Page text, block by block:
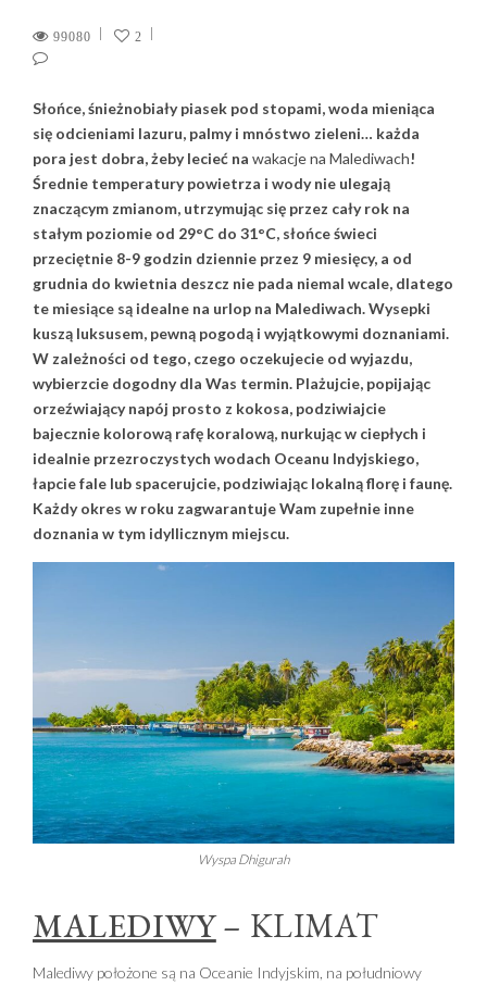
99080 2
Słońce, śnieżnobiały piasek pod stopami, woda mieniąca
się odcieniami lazuru, palmy i mnóstwo zieleni… każda
pora jest dobra, żeby lecieć na wakacje na Malediwach!
Średnie temperatury powietrza i wody nie ulegają
znaczącym zmianom, utrzymując się przez cały rok na
stałym poziomie od 29°C do 31°C, słońce świeci
przeciętnie 8-9 godzin dziennie przez 9 miesięcy, a od
grudnia do kwietnia deszcz nie pada niemal wcale, dlatego
te miesiące są idealne na urlop na Malediwach. Wysepki
kuszą luksusem, pewną pogodą i wyjątkowymi doznaniami.
W zależności od tego, czego oczekujecie od wyjazdu,
wybierzcie dogodny dla Was termin. Plażujcie, popijając
orzeźwiający napój prosto z kokosa, podziwiajcie
bajecznie kolorową rafę koralową, nurkując w ciepłych i
idealnie przezroczystych wodach Oceanu Indyjskiego,
łapcie fale lub spacerujcie, podziwiając lokalną florę i faunę.
Każdy okres w roku zagwarantuje Wam zupełnie inne
doznania w tym idyllicznym miejscu.
Wyspa Dhigurah
MALEDIWY– KLIMAT
Malediwy położone są na Oceanie Indyjskim, na południowy